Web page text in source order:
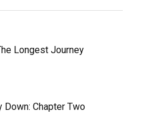
Longest Journey
Down: Chapter Two